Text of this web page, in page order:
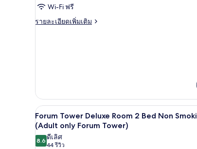
สำหรับ
ห้อง
ของ
Deluxe
Wi-Fi ฟรี
รายละเอียดเพิ่มเติม
ราย
Smoking
เปิด
ภาพถ่าย
ทั้งหมด
เครื่องนอนระดับพรีเมี
4
Forum Tower Deluxe Room 2 Bed Non
(Adult only Forum Tower)
8.68.6 จาก 10
ดีเลิศ
44 รีวิว
(44